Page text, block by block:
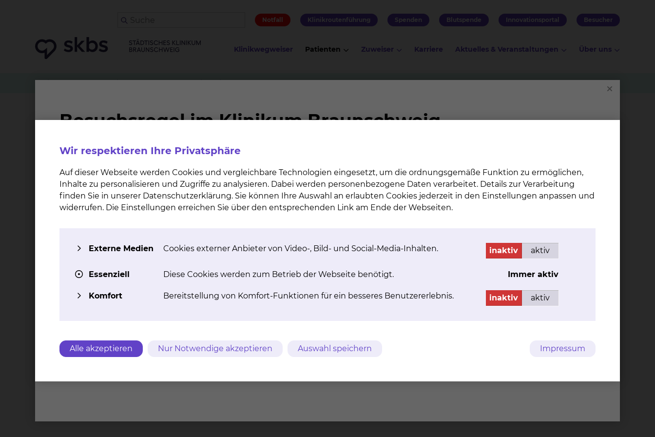
Notfall Klinikroutenführung Spenden Blutspende Innovationsportal Besucher
Klinikwegweiser Patienten Zuweiser Karriere Aktuelles & Veranstaltungen Über uns
Patienten Angehörige & Besucher Betriebskindertagesstätte Kindertagesstätte am Klinikum Braunschweig
Kindertagesstätte am Klinikum Braunschweig
Überblick Serviceangebot
Die Kindertagesstätte liegt zentral am größten Standort des Klinikums in der Salz­dah­lumer Straße und verfügt über ein über 1.000 m² großes
Außengelände. Dort können die Kinder an der frischen Luft spielen und klettern. Die Innenräume sind von einem Architektenbüro geplant und neu
saniert. Insgesamt stehen über 450 m² für die Kleinen zur Verfügung. Jede Gruppe hat somit ihren eigenen Gruppenbereich, eine Küche und einen
Wir respektieren Ihre Privatsphäre
Auf dieser Webseite werden Cookies und vergleichbare Technologien eingesetzt, um die ordnungsgemäße Funktion zu ermöglichen,
Inhalte zu personalisieren und Zugriffe zu analysieren. Dabei werden personenbezogene Daten verarbeitet. Details zur Verarbeitung
finden Sie in unserer Datenschutzerklärung. Sie können Ihre Auswahl an erlaubten Cookies jederzeit in den Einstellungen anpassen und
widerrufen. Die Einstellungen erreichen Sie über den entsprechenden Link am Ende der Webseiten.
Externe Medien Cookies externer Anbieter von Video-, Bild- und Social-Media-Inhalten. inaktiv aktiv
Essenziell Diese Cookies werden zum Betrieb der Webseite benötigt. Immer aktiv
Komfort Bereitstellung von Komfort-Funktionen für ein besseres Benutzererlebnis. inaktiv aktiv
Alle akzeptieren Nur Notwendige akzeptieren Auswahl speichern Impressum